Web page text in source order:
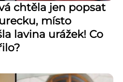
chtěla jen popsat
místo
lavina urážek! Co